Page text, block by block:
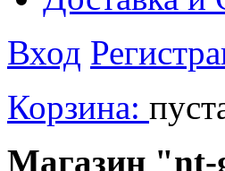
Вход
Корзина:
Магазин "nt-